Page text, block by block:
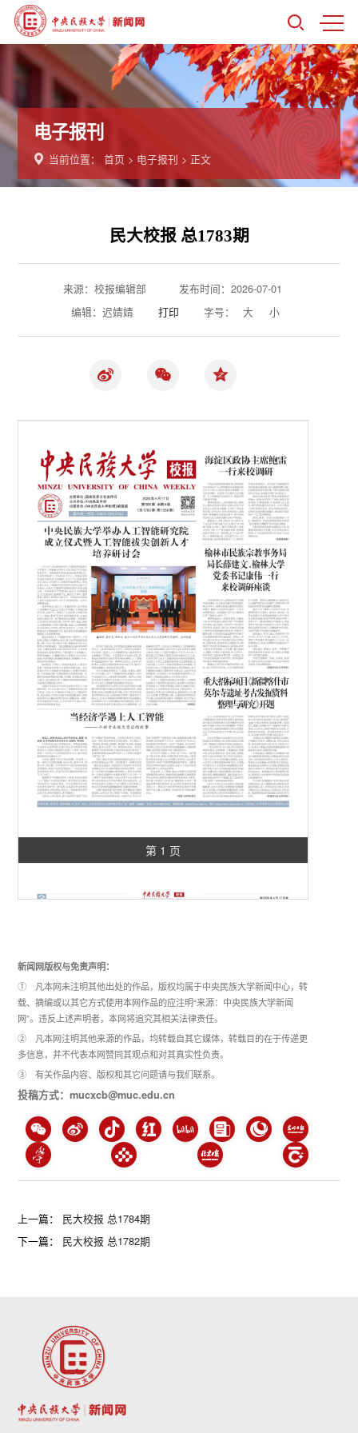
电子报刊
当前位置：首页 > 电子报刊 > 正文
民大校报 总1783期
来源：校报编辑部
发布时间：2026-07-01
编辑：迟婧婧
打印 字号： 大 小
第 1 页
新闻网版权与免责声明：
① 凡本网未注明其他出处的作品，版权均属于中央民族大学新闻中心，转
载、摘编或以其它方式使用本网作品的应注明“来源：中央民族大学新闻
网”。违反上述声明者，本网将追究其相关法律责任。
② 凡本网注明其他来源的作品，均转载自其它媒体，转载目的在于传递更
多信息，并不代表本网赞同其观点和对其真实性负责。
③ 有关作品内容、版权和其它问题请与我们联系。
投稿方式：mucxcb@muc.edu.cn
上一篇：
民大校报 总1784期
下一篇：
民大校报 总1782期